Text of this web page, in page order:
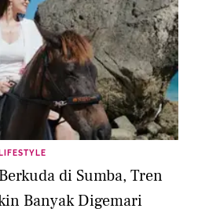
LIFESTYLE
di Sumba, Tren
Banyak Digemari